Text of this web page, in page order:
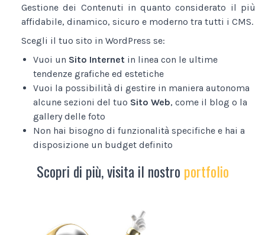
Gestione dei Contenuti in quanto considerato il più
affidabile, dinamico, sicuro e moderno tra tutti i CMS.
Scegli il tuo sito in WordPress se:
Vuoi un Sito Internet in linea con le ultime
tendenze grafiche ed estetiche
Vuoi la possibilità di gestire in maniera autonoma
alcune sezioni del tuo Sito Web, come il blog o la
gallery delle foto
Non hai bisogno di funzionalità specifiche e hai a
disposizione un budget definito
Scopri di più, visita il nostro portfolio